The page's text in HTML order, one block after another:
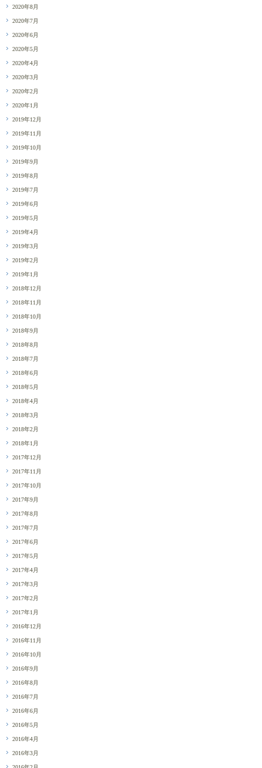
2020年8月
2020年7月
2020年6月
2020年5月
2020年4月
2020年3月
2020年2月
2020年1月
2019年12月
2019年11月
2019年10月
2019年9月
2019年8月
2019年7月
2019年6月
2019年5月
2019年4月
2019年3月
2019年2月
2019年1月
2018年12月
2018年11月
2018年10月
2018年9月
2018年8月
2018年7月
2018年6月
2018年5月
2018年4月
2018年3月
2018年2月
2018年1月
2017年12月
2017年11月
2017年10月
2017年9月
2017年8月
2017年7月
2017年6月
2017年5月
2017年4月
2017年3月
2017年2月
2017年1月
2016年12月
2016年11月
2016年10月
2016年9月
2016年8月
2016年7月
2016年6月
2016年5月
2016年4月
2016年3月